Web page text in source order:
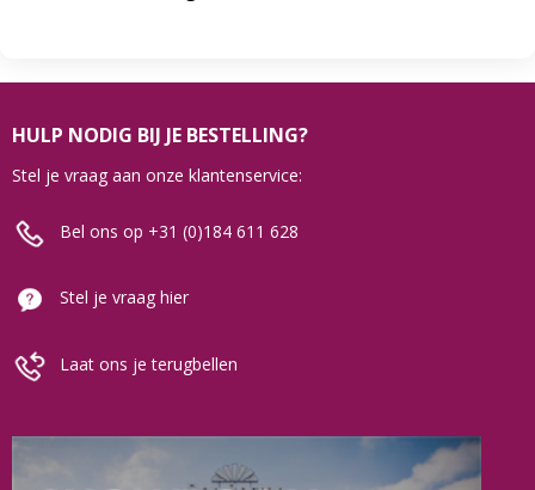
HULP NODIG BIJ JE BESTELLING?
Stel je vraag aan onze klantenservice:
Bel ons op +31 (0)184 611 628
Stel je vraag hier
Laat ons je terugbellen